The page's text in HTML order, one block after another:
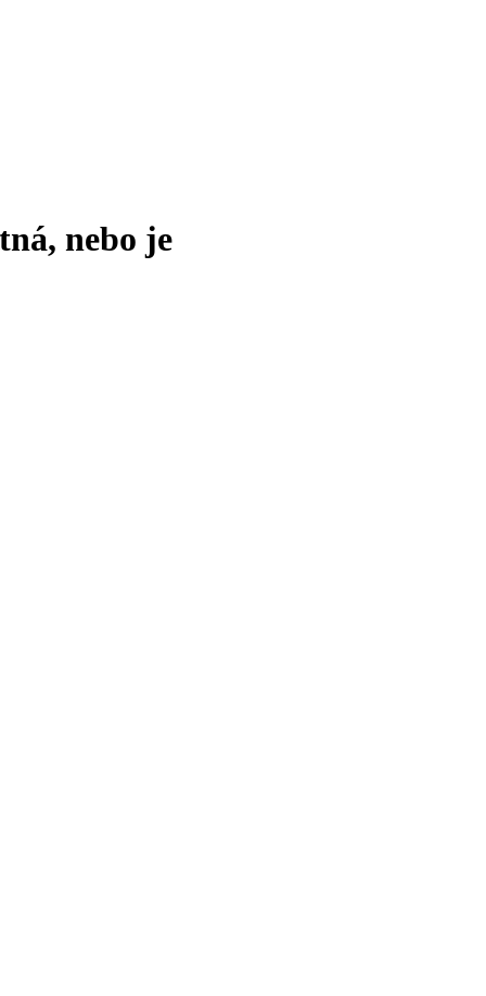
nebo je